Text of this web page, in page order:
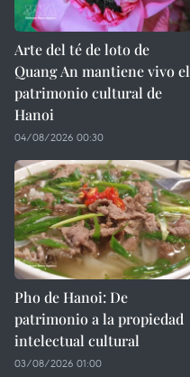
Arte del té de loto de
Quang An mantiene vivo el
patrimonio cultural de
Hanoi
04/08/2026 00:30
Pho de Hanoi: De
patrimonio a la propiedad
intelectual cultural
03/08/2026 01:00